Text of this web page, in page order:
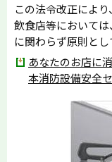
この法令改正によ
飲食店等において
に関わらず原則とし
あなたのお店に
本消防設備安全